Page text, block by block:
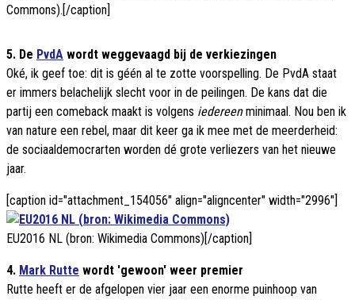
Commons).[/caption]
5. De PvdA wordt weggevaagd bij de verkiezingen
Oké, ik geef toe: dit is géén al te zotte voorspelling. De PvdA staat
er immers belachelijk slecht voor in de peilingen. De kans dat die
partij een comeback maakt is volgens iedereenminimaal. Nou ben ik
van nature een rebel, maar dit keer ga ik mee met de meerderheid:
de sociaaldemocrarten worden dé grote verliezers van het nieuwe
jaar.
[caption id="attachment_154056" align="aligncenter" width="2996"]
EU2016 NL (bron: Wikimedia Commons)[/caption]
4. Mark Rutte wordt 'gewoon' weer premier
Rutte heeft er de afgelopen vier jaar een enorme puinhoop van